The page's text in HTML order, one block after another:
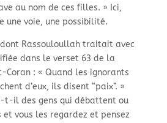
au nom de ces filles. » Ici,
une voie, une possibilité.
dont Rassouloullah traitait avec
dans le verset 63 de la
Coran : « Quand les ignorants
d’eux, ils disent “paix”. »
t-il des gens qui débattent ou
et vous les regardez et pensez